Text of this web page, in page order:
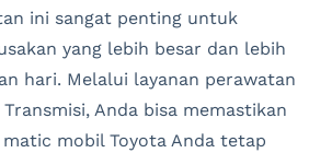
ini sangat penting untuk
yang lebih besar dan lebih
hari. Melalui layanan perawatan
Anda bisa memastikan
mobil Toyota Anda tetap